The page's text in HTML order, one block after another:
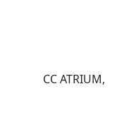
CC ATRIUM,